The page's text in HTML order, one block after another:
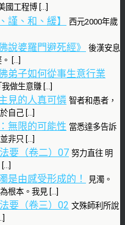
國工程博 […]
謹、和、緩】
西元2000年歲
佛說婆羅門避死經》
後漢安息
[…]
弟子如何從事生意行業
做生意賺 […]
見的人真可憐 智者和愚者，
自己 […]
無限的可能性 當悉達多告訴
非只 […]
要（卷二）07 努力直往 明
是由感受形成的！
見濁。
根本。我見 […]
要（卷三）02 文殊師利所說